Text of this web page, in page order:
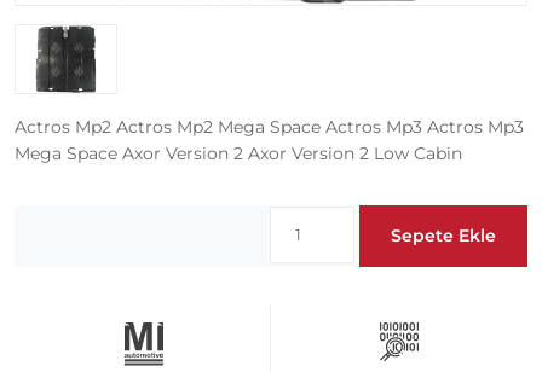
Actros Mp2 Actros Mp2 Mega Space Actros Mp3 Actros Mp3
Mega Space Axor Version 2 Axor Version 2 Low Cabin
Sepete Ekle